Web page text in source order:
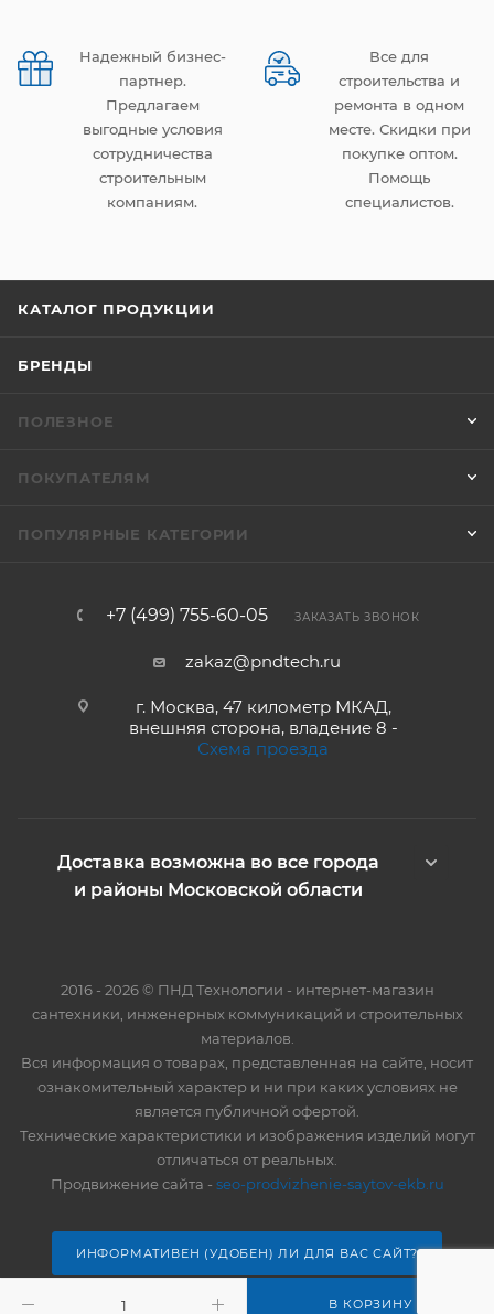
В КОРЗИНУ
Надежный бизнес-
партнер.
Предлагаем
выгодные условия
сотрудничества
строительным
компаниям.
Все для
строительства и
ремонта в одном
месте. Скидки при
покупке оптом.
Помощь
специалистов.
КАТАЛОГ ПРОДУКЦИИ
БРЕНДЫ
ПОЛЕЗНОЕ
ПОКУПАТЕЛЯМ
ПОПУЛЯРНЫЕ КАТЕГОРИИ
+7 (499) 755-60-05 ЗАКАЗАТЬ ЗВОНОК
zakaz@pndtech.ru
г. Москва, 47 километр МКАД,
внешняя сторона, владение 8 -
Схема проезда
Доставка возможна во все города
и районы Московской области
2016 - 2026 © ПНД Технологии - интернет-магазин
сантехники, инженерных коммуникаций и строительных
материалов.
Вся информация о товарах, представленная на сайте, носит
ознакомительный характер и ни при каких условиях не
является публичной офертой.
Технические характеристики и изображения изделий могут
отличаться от реальных.
Продвижение сайта - seo-prodvizhenie-saytov-ekb.ru
ИНФОРМАТИВЕН (УДОБЕН) ЛИ ДЛЯ ВАС САЙТ?